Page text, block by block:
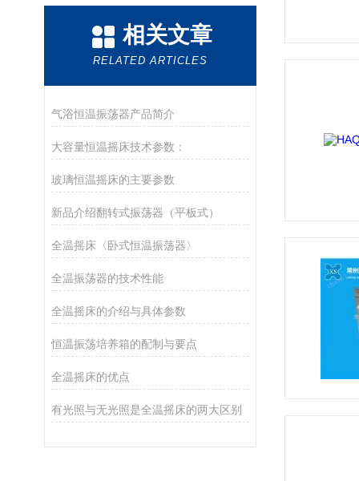
相关文章
RELATED ARTICLES
气浴恒温振荡器产品简介
大容量恒温摇床技术参数：
玻璃恒温摇床的主要参数
新品介绍翻转式振荡器（平板式）
全温摇床〈卧式恒温振荡器〉
全温振荡器的技术性能
全温摇床的介绍与具体参数
恒温振荡培养箱的配制与要点
全温摇床的优点
有光照与无光照是全温摇床的两大区别